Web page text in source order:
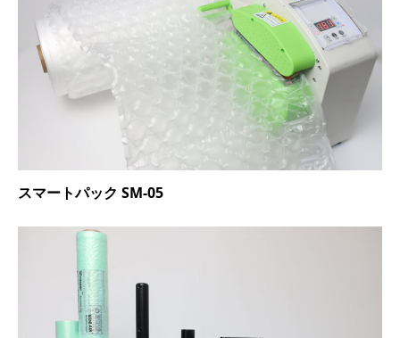
スマートパック SM-05